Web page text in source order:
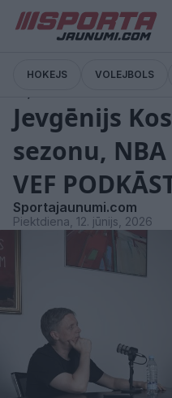
HOKEJS VOLEJBOLS
Jevgēnijs
sezonu,
VEF
Sportajaunumi.com
Piektdiena, 12. jūnijs, 2026